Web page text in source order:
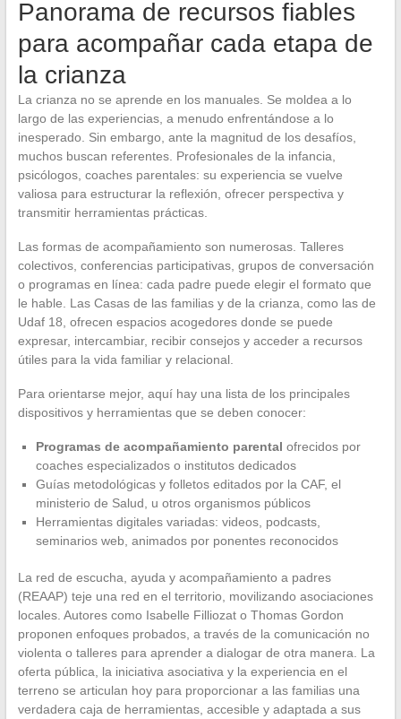
Panorama de recursos fiables
para acompañar cada etapa de
la crianza
La crianza no se aprende en los manuales. Se moldea a lo
largo de las experiencias, a menudo enfrentándose a lo
inesperado. Sin embargo, ante la magnitud de los desafíos,
muchos buscan referentes. Profesionales de la infancia,
psicólogos, coaches parentales: su experiencia se vuelve
valiosa para estructurar la reflexión, ofrecer perspectiva y
transmitir herramientas prácticas.
Las formas de acompañamiento son numerosas. Talleres
colectivos, conferencias participativas, grupos de conversación
o programas en línea: cada padre puede elegir el formato que
le hable. Las Casas de las familias y de la crianza, como las de
Udaf 18, ofrecen espacios acogedores donde se puede
expresar, intercambiar, recibir consejos y acceder a recursos
útiles para la vida familiar y relacional.
Para orientarse mejor, aquí hay una lista de los principales
dispositivos y herramientas que se deben conocer:
Programas de acompañamiento parental ofrecidos por
coaches especializados o institutos dedicados
Guías metodológicas y folletos editados por la CAF, el
ministerio de Salud, u otros organismos públicos
Herramientas digitales variadas: videos, podcasts,
seminarios web, animados por ponentes reconocidos
La red de escucha, ayuda y acompañamiento a padres
(REAAP) teje una red en el territorio, movilizando asociaciones
locales. Autores como Isabelle Filliozat o Thomas Gordon
proponen enfoques probados, a través de la comunicación no
violenta o talleres para aprender a dialogar de otra manera. La
oferta pública, la iniciativa asociativa y la experiencia en el
terreno se articulan hoy para proporcionar a las familias una
verdadera caja de herramientas, accesible y adaptada a sus